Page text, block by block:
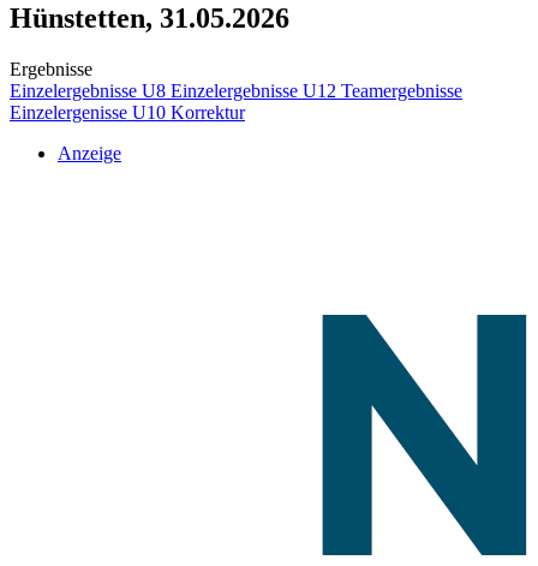
Hünstetten, 31.05.2026
Ergebnisse
Einzelergebnisse U8 Einzelergebnisse U12 Teamergebnisse
Einzelergenisse U10 Korrektur
Anzeige